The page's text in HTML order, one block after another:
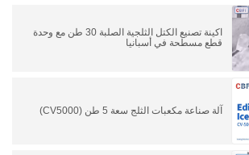
اكينة تصنيع الكتل الثلجية الصلبة 30 طن مع وحدة
قطع مسطحة في أسبانيا
آلة صناعة مكعبات الثلج سعة 5 طن (CV5000)